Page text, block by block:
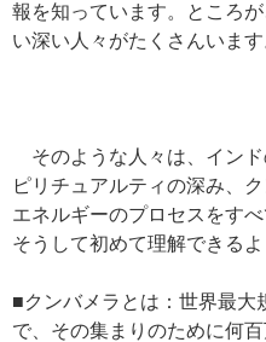
報を知っています。ところ
い深い人々がたくさんいます
そのような人々は、イン
ピリチュアルティの深み、
エネルギーのプロセスをす
そうして初めて理解できるよ
■クンバメラとは：世界最大
で、その集まりのために何